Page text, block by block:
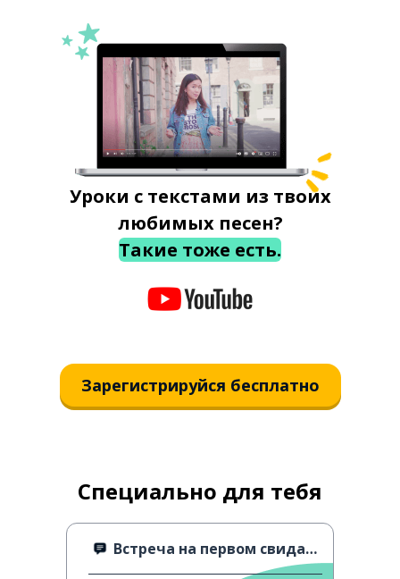
Уроки с текстами из твоих
любимых песен?
Такие тоже есть.
Зарегистрируйся бесплатно
Специально для тебя
Встреча на первом свидании